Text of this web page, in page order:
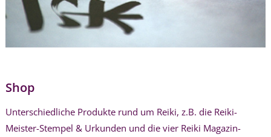
Shop
Unterschiedliche Produkte rund um Reiki, z.B. die Reiki-
Meister-Stempel & Urkunden und die vier Reiki Magazin-